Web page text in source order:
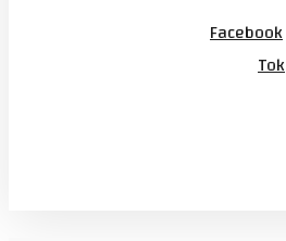
Facebook
Tok